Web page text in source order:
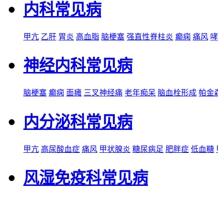
内科常见病
甲亢 乙肝 胃炎 高血脂 脑梗塞 强直性脊柱炎 癫痫 痛风
神经内科常见病
脑梗塞 癫痫 面瘫 三叉神经痛 老年痴呆 脑血栓形成 帕金
内分泌科常见病
甲亢 高尿酸血症 痛风 甲状腺炎 糖尿病足 肥胖症 低血糖
风湿免疫科常见病